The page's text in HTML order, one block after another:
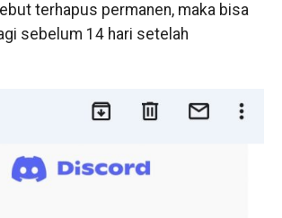
terhapus permanen, maka bisa
sebelum 14 hari setelah